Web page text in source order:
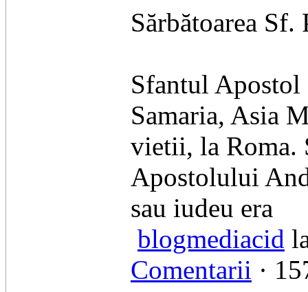
Sărbătoarea Sf.
Sfantul Apostol
Samaria, Asia
vietii, la Roma.
Apostolului
sau iudeu era
blogmediacid
Comentarii ·